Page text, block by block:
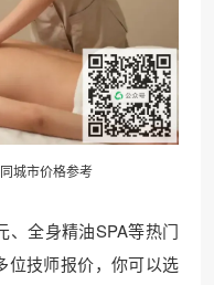
城市价格参考
、全身精油SPA等热门
位技师报价，你可以选